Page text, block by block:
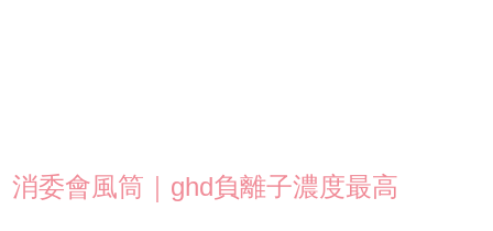
消委會風筒｜ghd負離子濃度最高